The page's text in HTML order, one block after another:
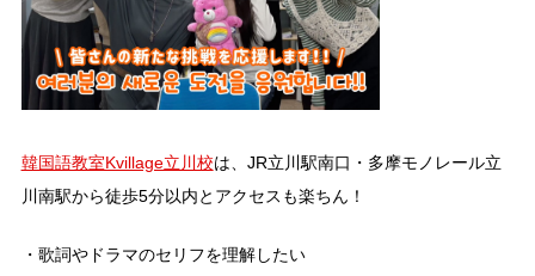
韓国語教室Kvillage立川校は、JR立川駅南口・多摩モノレール立
川南駅から徒歩5分以内とアクセスも楽ちん！
・歌詞やドラマのセリフを理解したい